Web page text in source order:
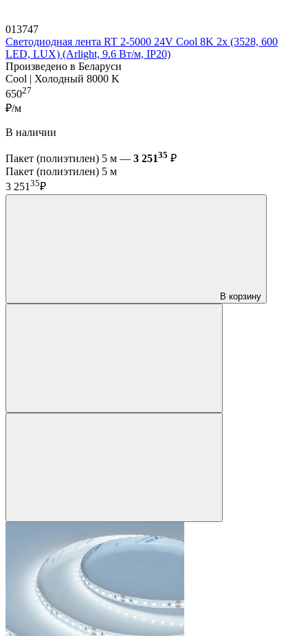
013747
Светодиодная лента RT 2-5000 24V Cool 8K 2x (3528, 600
LED, LUX) (Arlight, 9.6 Вт/м, IP20)
Произведено в Беларуси
Cool | Холодный 8000 K
65027
₽/м
В наличии
Пакет (полиэтилен) 5 м — 3 25135 ₽
Пакет (полиэтилен) 5 м
3 25135₽
В корзину